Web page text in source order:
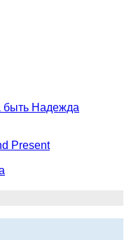
быть Надежда
Present